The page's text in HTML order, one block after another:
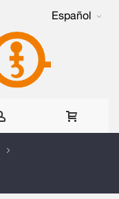
Español